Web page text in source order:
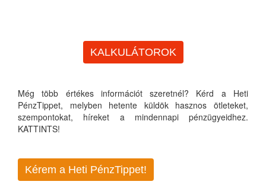
KALKULÁTOROK
Még több értékes információt szeretnél? Kérd a Heti
PénzTippet, melyben hetente küldök hasznos ötleteket,
szempontokat, híreket a mindennapi pénzügyeidhez.
KATTINTS!
Kérem a Heti PénzTippet!